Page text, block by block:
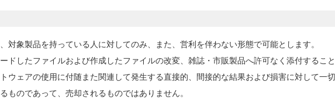
対象製品を持っている人に対してのみ、また、営利を伴わない形態で可能とします。
ドしたファイルおよび作成したファイルの改変、雑誌・市販製品へ許可なく添付すること
ウェアの使用に付随また関連して発生する直接的、間接的な結果および損害に対して一
ものであって、売却されるものではありません。